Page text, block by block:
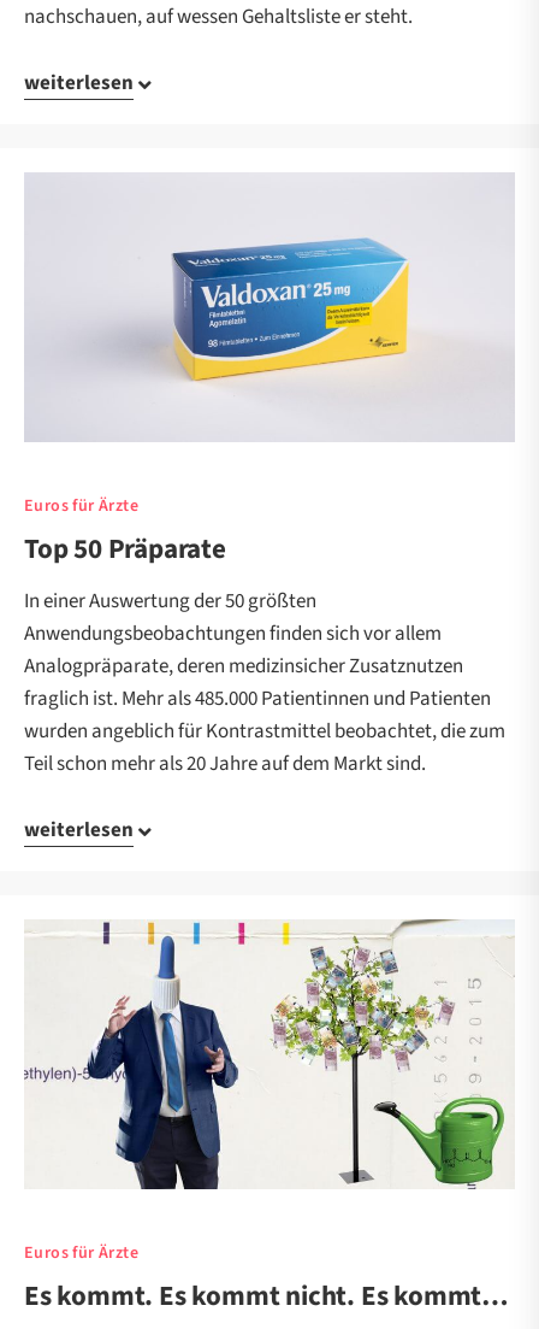
nachschauen, auf wessen Gehaltsliste er steht.
weiterlesen
Euros für Ärzte
Top 50 Präparate
In einer Auswertung der 50 größten
Anwendungsbeobachtungen finden sich vor allem
Analogpräparate, deren medizinsicher Zusatznutzen
fraglich ist. Mehr als 485.000 Patientinnen und Patienten
wurden angeblich für Kontrastmittel beobachtet, die zum
Teil schon mehr als 20 Jahre auf dem Markt sind.
weiterlesen
Euros für Ärzte
Es kommt. Es kommt nicht. Es kommt…